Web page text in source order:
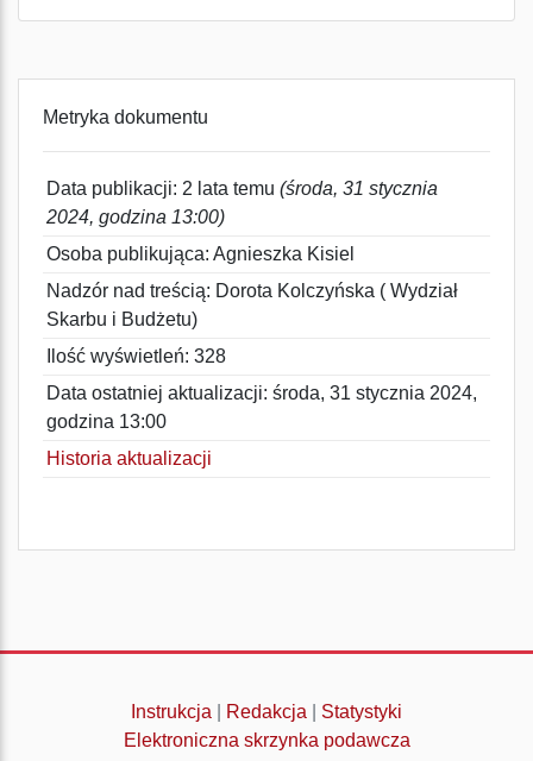
Metryka dokumentu
Data publikacji: 2 lata temu (środa, 31 stycznia
2024, godzina 13:00)
Osoba publikująca: Agnieszka Kisiel
Nadzór nad treścią: Dorota Kolczyńska ( Wydział
Skarbu i Budżetu)
Ilość wyświetleń: 328
Data ostatniej aktualizacji: środa, 31 stycznia 2024,
godzina 13:00
Historia aktualizacji
Instrukcja Redakcja
Statystyki
Elektroniczna skrzynka podawcza